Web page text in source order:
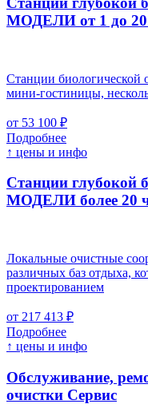
МОДЕЛИ от 1 до 20
Станции биологической
мини-гостиницы,
от 53 100 ₽
Подробнее
↑ цены и инфо
Станции глубокой
МОДЕЛИ более 20
Локальные очистные
различных баз отдыха,
проектированием
от 217 413 ₽
Подробнее
↑ цены и инфо
Обслуживание,
очистки Cервис